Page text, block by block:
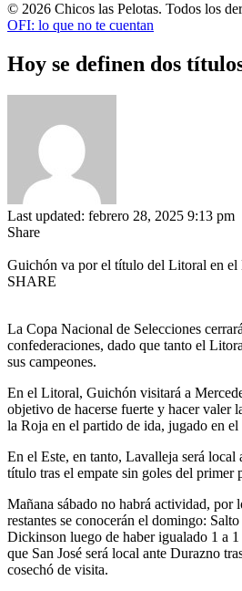
© 2026 Chicos las Pelotas. Todos los
OFI: lo que no te cuentan
Hoy se definen dos
Last updated: febrero 28, 2025 9:13 pm
Share
Guichón va por el título del Litoral en el
SHARE
La Copa Nacional de Selecciones
confederaciones, dado que tanto el
sus campeones.
En el Litoral, Guichón visitará a
objetivo de hacerse fuerte y hacer valer
la Roja en el partido de ida, jugado en
En el Este, en tanto, Lavalleja será local
título tras el empate sin goles del primer
Mañana sábado no habrá actividad, por
restantes se conocerán el domingo:
Dickinson luego de haber igualado 1 a
que San José será local ante Durazno
cosechó de visita.